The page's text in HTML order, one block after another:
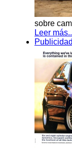
sobre
Leer